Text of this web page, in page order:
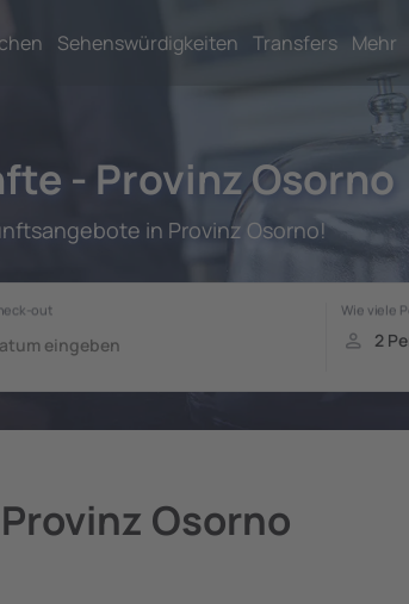
Sehenswürdigkeiten Transfers Mehr
- Provinz Osorno
in Provinz Osorno!
Osorno